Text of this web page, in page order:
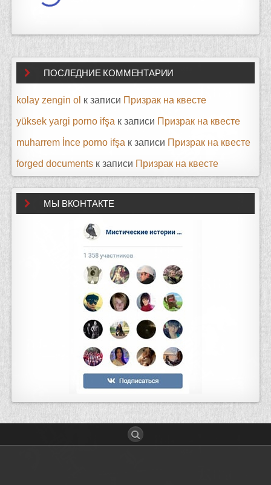
ПОСЛЕДНИЕ КОММЕНТАРИИ
kolay zengin ol к записи Призрак на квесте
yüksek yargi porno ifşa к записи Призрак на квесте
muharrem İnce porno ifşa к записи Призрак на квесте
forged documents к записи Призрак на квесте
МЫ ВКОНТАКТЕ